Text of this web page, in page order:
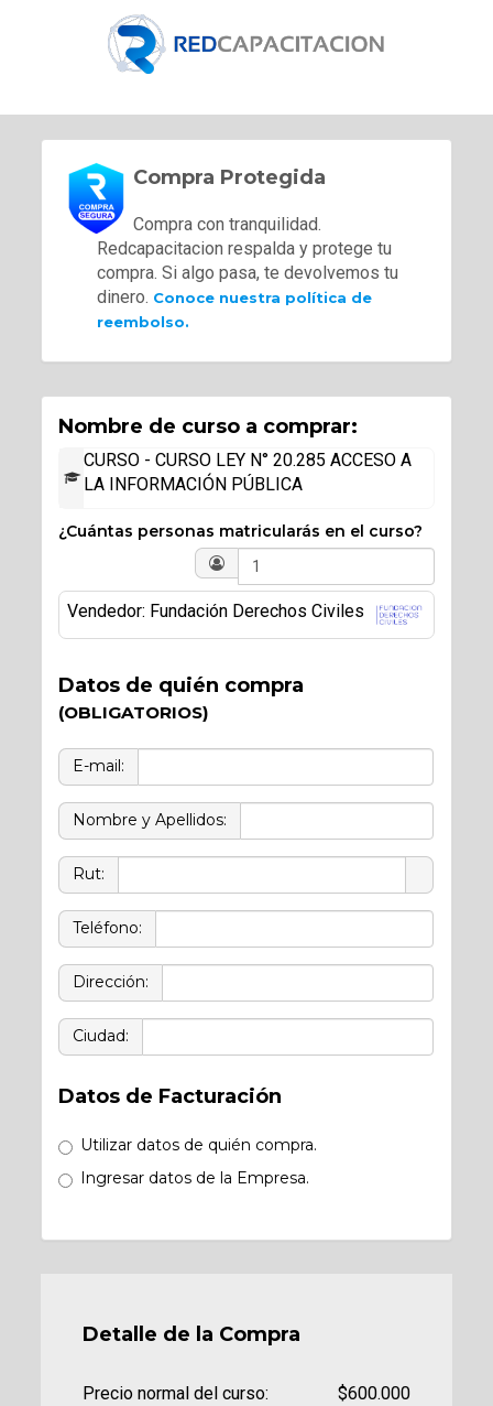
Compra Protegida
Compra con tranquilidad.
Redcapacitacion respalda y protege tu
compra. Si algo pasa, te devolvemos tu
dinero. Conoce nuestra política de
reembolso.
Nombre de curso a comprar:
CURSO - CURSO LEY N° 20.285 ACCESO A
LA INFORMACIÓN PÚBLICA
¿Cuántas personas matricularás en el curso?
Vendedor: Fundación Derechos Civiles
Datos de quién compra
(OBLIGATORIOS)
E-mail:
Nombre y Apellidos:
Rut:
Teléfono:
Dirección:
Ciudad:
Datos de Facturación
Utilizar datos de quién compra.
Ingresar datos de la Empresa.
Detalle de la Compra
Precio normal del curso: $600.000